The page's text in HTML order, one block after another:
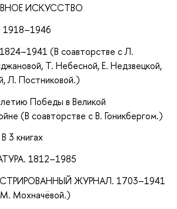
ИСКУССТВО
(В соавторстве с Л.
Т. Небесной, Е. Недзвецкой,
Л. Постниковой.)
Победы в Великой
(В соавторстве с В. Гоникбергом.)
3 книгах
1812–1985
ЖУРНАЛ. 1703–1941
Мохначёвой.)